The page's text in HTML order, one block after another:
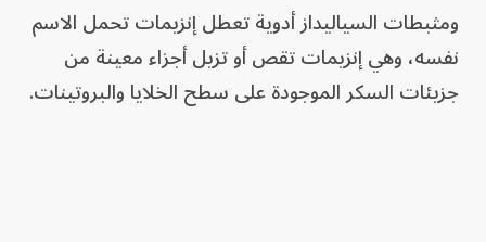
ومثبطات السياليداز أدوية تعطل إنزيمات تحمل الاسم
نفسه، وهي إنزيمات تقص أو تزيل أجزاء معينة من
جزيئات السكر الموجودة على سطح الخلايا والبروتينات.